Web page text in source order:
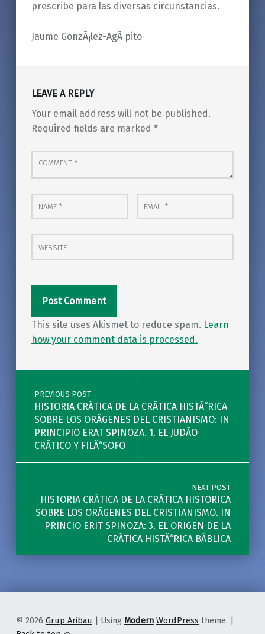
prescribe para las diversas circunstancias.
Jaume GonzÃ¡lez-AgÃ pito
LEAVE A REPLY
Your email address will not be published.
Required fields are marked *
Comment
*
Name
* Email
*
Website
This site uses Akismet to reduce spam. Learn
how your comment data is processed.
Post navigation
PREVIOUS POST
HISTORIA CRÃTICA DE LA CRÃTICA HISTÃ“RICA
SOBRE LOS ORÃGENES DEL CRISTIANISMO: IN
PRINCIPIO ERAT SPINOZA. 1. EL JUDÃO
CRÃTICO Y FILÃ“SOFO
NEXT POST
HISTORIA CRÃTICA DE LA CRÃTICA HISTORICA
SOBRE LOS ORÃGENES DEL CRISTIANISMO. IN
PRINCIO ERIT SPINOZA: 3. EL ORIGEN DE LA
CRÃTICA HISTÃ“RICA BÃBLICA
© 2026 Grup Aribau | Using Modern WordPress theme. |